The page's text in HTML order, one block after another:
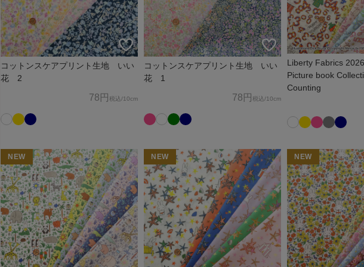
コットンスケアプリント生地 いい
花 2
78円 税込/10cm
コットンスケアプリント生地 いい
花 1
78円 税込/10cm
Liberty Fabrics
Picture book
Counting
NEW NEW NEW